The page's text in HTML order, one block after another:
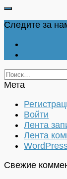
Следите за
Найти:
Мета
Войти
Лента
Лента
Свежие